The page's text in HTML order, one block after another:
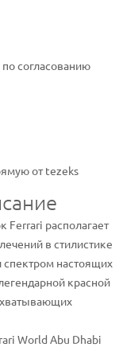
согласованию
от tezeks
располагает
в стилистике
настоящих
красной
World Abu Dhabi